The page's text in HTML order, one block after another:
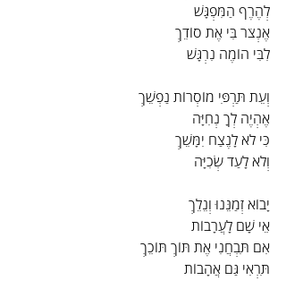
לְהֶרֶף הַמִּפְגָּשׁ
אֶנְצֹר בִּי אֶת סוֹדֵךְ
לִבִּי הוֹמֶה נִרְגָּשׁ
וְעֵת תַּרְפִּי מוֹסְרוֹת נַפְשֵׁךְ
אֶהְיֶה לְךָ נְחִיָּה
כִּי לֹא לָנֶצַח יִמָּשֵׁךְ
וְלֹא לָעַד שְׂכִיָּה
יָבוֹא זְמַנֵּנוּ וְנֵלֵךְ
אֵי שָׁם לָעֲרָבוֹת
אִם תִּבְחֲנִי אֶת תּוֹךְ תּוֹכֵךְ
תִּרְאִי גַּם אֲהָבוֹת